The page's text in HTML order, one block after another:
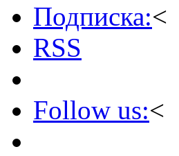
Подписка:<
RSS
Follow us:<